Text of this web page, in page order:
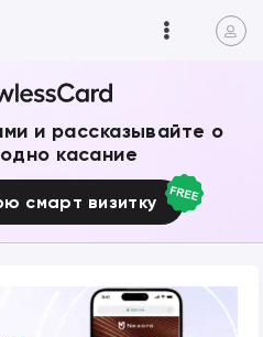
и рассказывайте о
касание
смарт визитку